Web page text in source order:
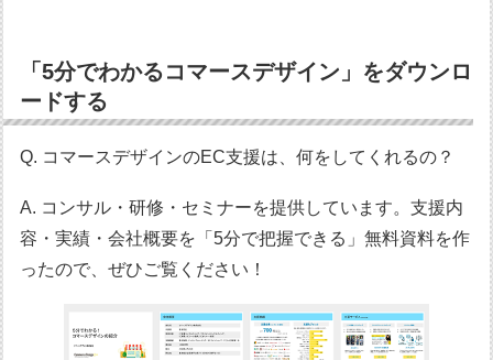
「5分でわかるコマースデザイン」をダウンロ
ードする
Q. コマースデザインのEC支援は、何をしてくれるの？
A. コンサル・研修・セミナーを提供しています。支援内
容・実績・会社概要を「5分で把握できる」無料資料を作
ったので、ぜひご覧ください！